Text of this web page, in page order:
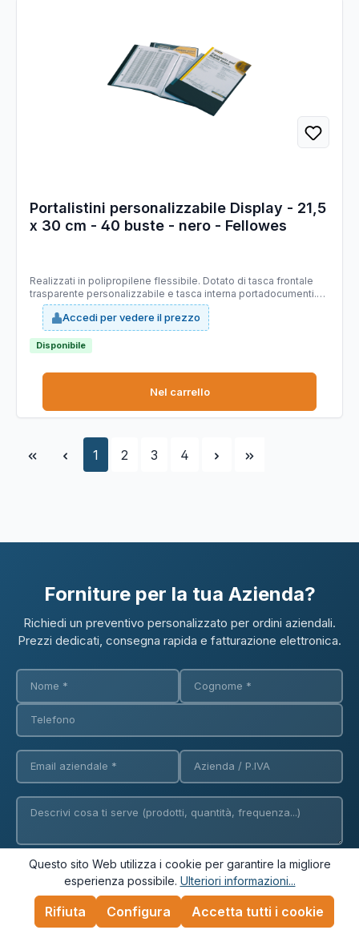
Portalistini personalizzabile Display - 21,5
x 30 cm - 40 buste - nero - Fellowes
Realizzati in polipropilene flessibile. Dotato di tasca frontale
trasparente personalizzabile e tasca interna portadocumenti.
Buste interne con finitura a buccia d'arancia. Fortmato utile
21.5x30cm.Accedi per vedere il prezzo
Disponibile
Nel carrello
Pagina
1 Pagina
2 Pagina
3 Pagina
4
Forniture per la tua Azienda?
Richiedi un preventivo personalizzato per ordini aziendali.
Prezzi dedicati, consegna rapida e fatturazione elettronica.
Richiedi Preventivo
✓ Fatturazione elettronica✓ Consegna in 24/48h
Questo sito Web utilizza i cookie per garantire la migliore
esperienza possibile. Ulteriori informazioni...
Rifiuta Configura Accetta tutti i cookie